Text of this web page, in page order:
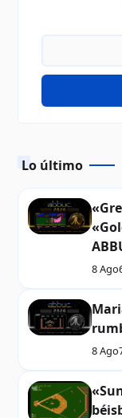
Lo último
8 Ago
8 Ago